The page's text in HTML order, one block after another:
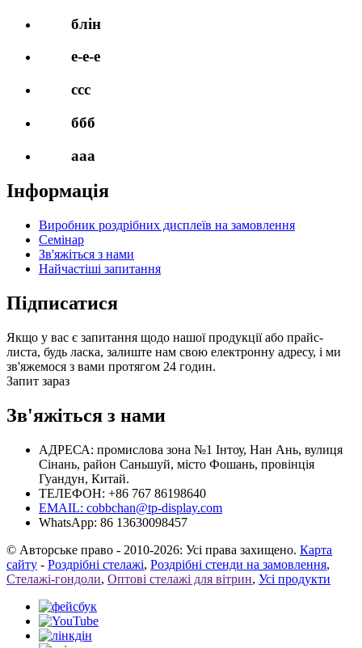
блін
е-е-е
ccc
ббб
ааа
Інформація
Виробник роздрібних дисплеїв на замовлення
Семінар
Зв'яжіться з нами
Найчастіші запитання
Підписатися
Якщо у вас є запитання щодо нашої продукції або прайс-
листа, будь ласка, залиште нам свою електронну адресу, і ми
зв'яжемося з вами протягом 24 годин.
Запит зараз
Зв'яжіться з нами
АДРЕСА: промислова зона №1 Інтоу, Нан Ань, вулиця
Сінань, район Саньшуй, місто Фошань, провінція
Гуандун, Китай.
ТЕЛЕФОН: +86 767 86198640
EMAIL: cobbchan@tp-display.com
WhatsApp: 86 13630098457
© Авторське право - 2010-2026: Усі права захищено. Карта
сайту - Роздрібні стелажі, Роздрібні стенди на замовлення,
Стелажі-гондоли, Оптові стелажі для вітрин, Усі продукти